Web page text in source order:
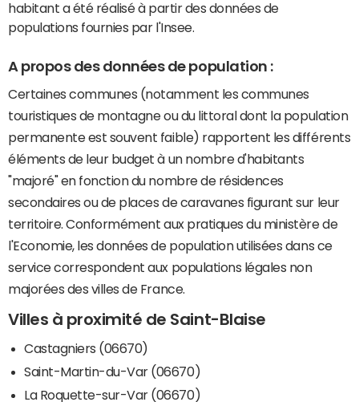
habitant a été réalisé à partir des données de
populations fournies par l'Insee.
A propos des données de population :
Certaines communes (notamment les communes
touristiques de montagne ou du littoral dont la population
permanente est souvent faible) rapportent les différents
éléments de leur budget à un nombre d'habitants
"majoré" en fonction du nombre de résidences
secondaires ou de places de caravanes figurant sur leur
territoire. Conformément aux pratiques du ministère de
l'Economie, les données de population utilisées dans ce
service correspondent aux populations légales non
majorées des villes de France.
Villes à proximité de Saint-Blaise
Castagniers (06670)
Saint-Martin-du-Var (06670)
La Roquette-sur-Var (06670)